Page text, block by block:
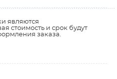
являются
стоимость и срок будут
заказа.